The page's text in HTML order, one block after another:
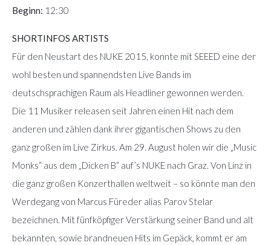
Beginn: 12:30
SHORTINFOS ARTISTS
Für den Neustart des NUKE 2015, konnte mit SEEED eine der
wohl besten und spannendsten Live Bands im
deutschsprachigen Raum als Headliner gewonnen werden.
Die 11 Musiker releasen seit Jahren einen Hit nach dem
anderen und zählen dank ihrer gigantischen Shows zu den
ganz großen im Live Zirkus. Am 29. August holen wir die „Music
Monks“ aus dem „Dicken B“ auf’s NUKE nach Graz. Von Linz in
die ganz großen Konzerthallen weltweit – so könnte man den
Werdegang von Marcus Füreder alias Parov Stelar
bezeichnen. Mit fünfköpfiger Verstärkung seiner Band und alt
bekannten, sowie brandneuen Hits im Gepäck, kommt er am